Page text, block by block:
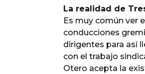
La realidad de
Es muy común ver
conducciones
dirigentes para así
con el trabajo
Otero acepta la